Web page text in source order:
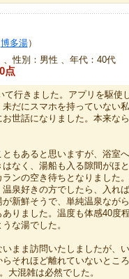
博多湯）
、性別：男性 、年代：40代
点
て行きました。アプリを駆使
だにスマホを持っていない
世話になりました。本来な
もあると思いますが、浴室
なく、湯船も入る隙間がほ
ンの空き待ちとなりました
泉好きの方でしたら、入れ
が新鮮そうで、単純温泉なが
りました。温度も体感40度
な湯でした。
まま訪問いたしましたが、
それほど離れていないとこ
大混雑は必然でした。